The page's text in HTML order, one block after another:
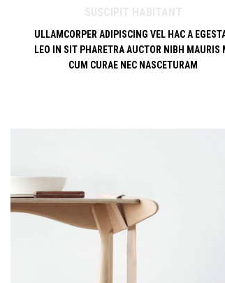
ULLAMCORPER ADIPISCING VEL HAC A
LEO IN SIT PHARETRA AUCTOR NIBH MAURIS
CUM CURAE NEC NASCETURAM